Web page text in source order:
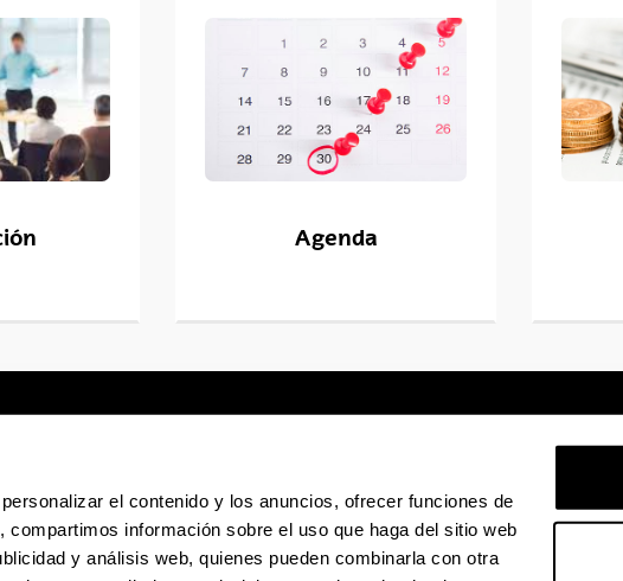
el contenido y los anuncios, ofrecer funciones de
información sobre el uso que haga del sitio web
y análisis web, quienes pueden combinarla con otra
Agenda
Sede electrónica Accesibilidad Información legal Mapa